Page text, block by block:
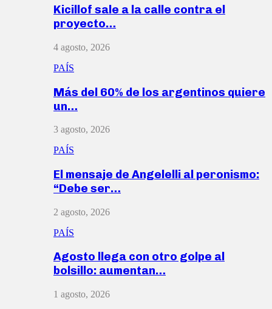
Kicillof sale a la calle contra el
proyecto…
4 agosto, 2026
PAÍS
Más del 60% de los argentinos quiere
un…
3 agosto, 2026
PAÍS
El mensaje de Angelelli al peronismo:
“Debe ser…
2 agosto, 2026
PAÍS
Agosto llega con otro golpe al
bolsillo: aumentan…
1 agosto, 2026